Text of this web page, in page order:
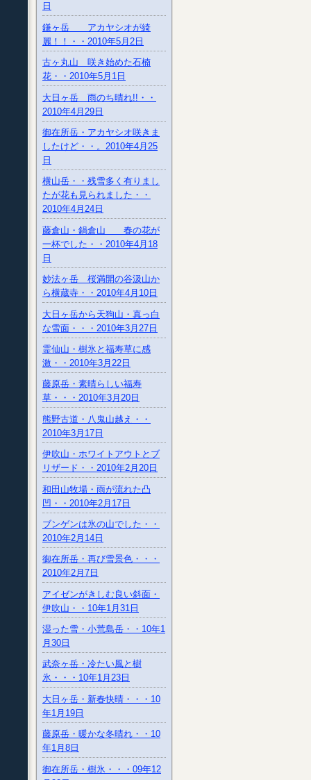
日
鎌ヶ岳 アカヤシオが綺
麗！！・・2010年5月2日
古ヶ丸山 咲き始めた石楠
花・・2010年5月1日
大日ヶ岳 雨のち晴れ!!・・
2010年4月29日
御在所岳・アカヤシオ咲きま
したけど・・。2010年4月25
日
横山岳・・残雪多く有りまし
たが花も見られました・・
2010年4月24日
藤倉山・鍋倉山 春の花が
一杯でした・・2010年4月18
日
妙法ヶ岳 桜満開の谷汲山か
ら横蔵寺・・2010年4月10日
大日ヶ岳から天狗山・真っ白
な雪面・・・2010年3月27日
霊仙山・樹氷と福寿草に感
激・・2010年3月22日
藤原岳・素晴らしい福寿
草・・・2010年3月20日
熊野古道・八鬼山越え・・
2010年3月17日
伊吹山・ホワイトアウトとブ
リザード・・2010年2月20日
和田山牧場・雨が流れた凸
凹・・2010年2月17日
ブンゲンは氷の山でした・・
2010年2月14日
御在所岳・再び雪景色・・・
2010年2月7日
アイゼンがきしむ良い斜面・
伊吹山・・10年1月31日
湿った雪・小荒島岳・・10年1
月30日
武奈ヶ岳・冷たい風と樹
氷・・・10年1月23日
大日ヶ岳・新春快晴・・・10
年1月19日
藤原岳・暖かな冬晴れ・・10
年1月8日
御在所岳・樹氷・・・09年12